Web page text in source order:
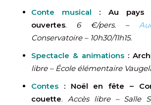
Conte musical : Au pays
ouvertes. 6 €/pers. –
Conservatoire – 10h30/11h15.
Spectacle & animations :
libre – École élémentaire
Contes : Noël en fête –
couette. Accès libre – Salle